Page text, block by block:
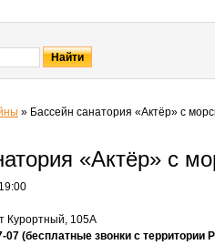
» Бассейн санатория «Актёр» с
«Актёр» с
Курортный, 105А
(бесплатные звонки с территории